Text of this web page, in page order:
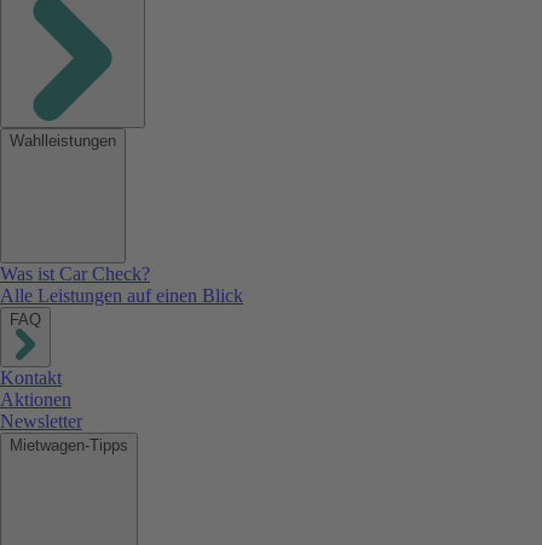
Wahlleistungen
Was ist Car Check?
Alle Leistungen auf einen Blick
FAQ
Kontakt
Aktionen
Newsletter
Mietwagen-Tipps